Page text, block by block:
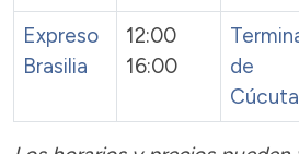
Expreso
Brasilia
12:00
16:00
de
Cúcuta